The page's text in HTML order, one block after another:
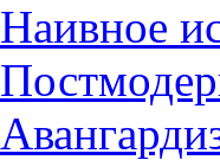
Наивное